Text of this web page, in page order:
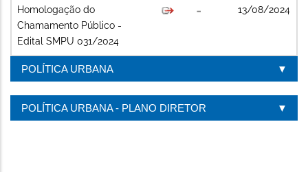
Homologação do
Chamamento Público -
Edital SMPU 031/2024
13/08/2024
POLÍTICA URBANA
POLÍTICA URBANA - PLANO DIRETOR